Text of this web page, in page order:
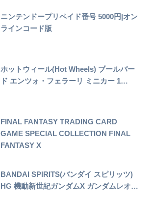
ニンテンドープリペイド番号 5000円|オン
ラインコード版
ホットウィール(Hot Wheels) ブールバー
ド エンツォ・フェラーリ ミニカー 1…
FINAL FANTASY TRADING CARD
GAME SPECIAL COLLECTION FINAL
FANTASY X
BANDAI SPIRITS(バンダイ スピリッツ)
HG 機動新世紀ガンダムX ガンダムレオ…